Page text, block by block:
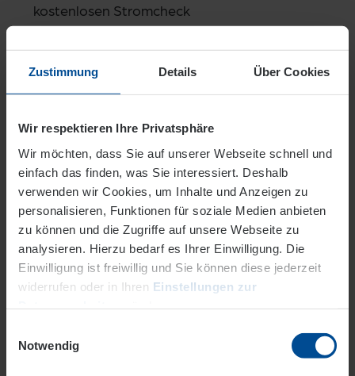
Zustimmung Details Über Cookies
Wir respektieren Ihre Privatsphäre
Wir möchten, dass Sie auf unserer Webseite schnell und
einfach das finden, was Sie interessiert. Deshalb
verwenden wir Cookies, um Inhalte und Anzeigen zu
personalisieren, Funktionen für soziale Medien anbieten
zu können und die Zugriffe auf unsere Webseite zu
analysieren. Hierzu bedarf es Ihrer Einwilligung. Die
Einwilligung ist freiwillig und Sie können diese jederzeit
widerrufen oder in Ihren Einstellungen zur
Datenschutz
Notwendig
kostenlosen Stromcheck
Allgemeine Preisinformation
Vertragsinformation
Downloads